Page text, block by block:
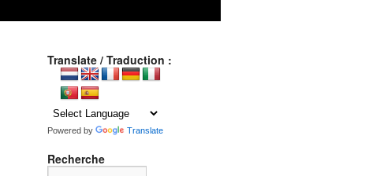
Translate / Traduction :
Powered by Translate
Recherche